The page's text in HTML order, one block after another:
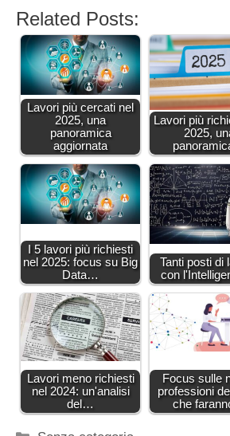
Related Posts:
Lavori più cercati nel
2025, una
panoramica
aggiornata
Lavori più
2025,
I 5 lavori più richiesti
nel 2025: focus su Big
Data…
Tanti posti di
con
Lavori meno richiesti
nel 2024: un'analisi
del…
Focus sulle
professioni
che